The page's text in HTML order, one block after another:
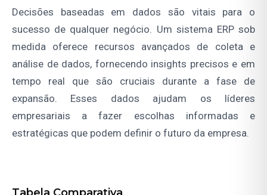
Decisões baseadas em dados são vitais para o
sucesso de qualquer negócio. Um sistema ERP sob
medida oferece recursos avançados de coleta e
análise de dados, fornecendo insights precisos e em
tempo real que são cruciais durante a fase de
expansão. Esses dados ajudam os líderes
empresariais a fazer escolhas informadas e
estratégicas que podem definir o futuro da empresa.